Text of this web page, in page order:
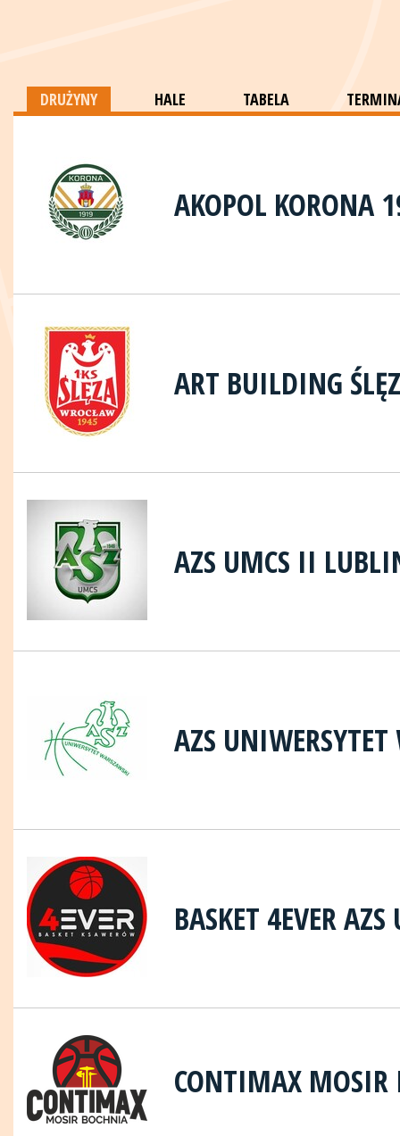
DRUŻYNY HALE TABELA
AKOPOL KORONA
ART BUILDING
AZS UMCS II
AZS
BASKET 4EVER
CONTIMAX